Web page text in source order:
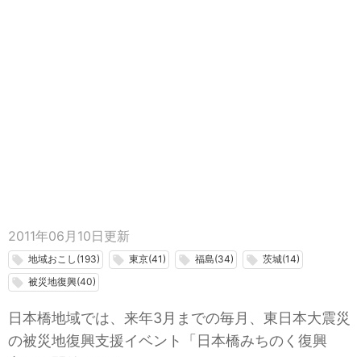
2011年06月10日 更新
local_offer 地域おこし(193) local_offer 東京(41) local_offer 福島(34) local_offer 茨城(14)
local_offer 被災地復興(40)
日本橋地域では、来年3月までの毎月、東日本大震災
の被災地復興支援イベント「日本橋みちのく復興